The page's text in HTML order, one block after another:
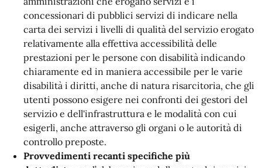
concessionari di pubblici servizi di indicare nella
carta dei servizi i livelli di qualità del servizio erogato
relativamente alla effettiva accessibilità delle
prestazioni per le persone con disabilità indicando
chiaramente ed in maniera accessibile per le varie
disabilità i diritti, anche di natura risarcitoria, che gli
utenti possono esigere nei confronti dei gestori del
servizio e dell'infrastruttura e le modalità con cui
esigerli, anche attraverso gli organi o le autorità di
controllo preposte.
Provvedimenti recanti specifiche più